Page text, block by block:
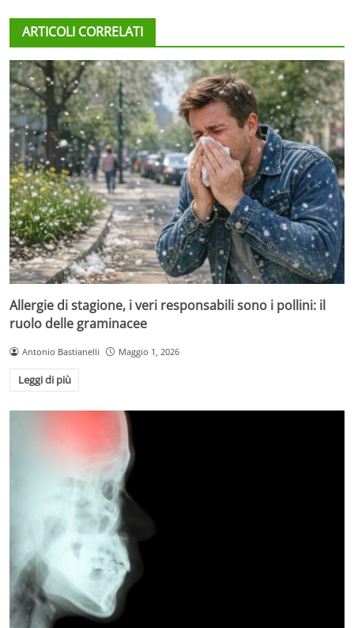
ARTICOLI CORRELATI
Allergie di stagione, i veri responsabili sono i pollini: il
ruolo delle graminacee
Antonio Bastianelli Maggio 1, 2026
Leggi di più